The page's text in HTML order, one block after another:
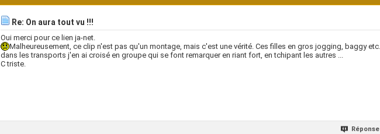
Re: On aura tout vu !!!
Oui merci pour ce lien ja-net.
Malheureusement, ce clip n'est pas qu'un montage, mais c'est une vérité. Ces filles en gros jogging, baggy
dans les transports j'en ai croisé en groupe qui se font remarquer en riant fort, en tchipant les autres ...
C triste.